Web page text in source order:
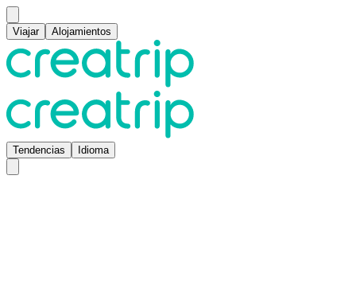
Viajar Alojamientos
Tendencias Idioma